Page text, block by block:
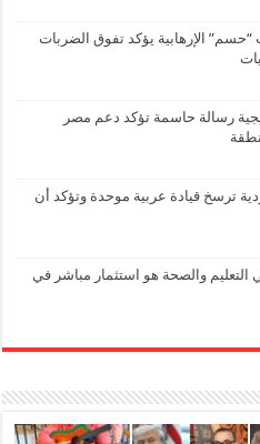
الإرهابية يؤكد تفوق الضربات
رسالة حاسمة تؤكد دعم مصر
ترسخ قيادة عربية موحدة وتؤكد أن
في التعليم والصحة هو استثمار مباشر في